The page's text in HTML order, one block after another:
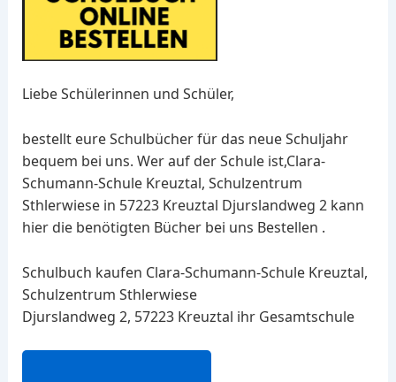
Liebe Schülerinnen und Schüler,
bestellt eure Schulbücher für das neue Schuljahr
bequem bei uns. Wer auf der Schule ist,Clara-
Schumann-Schule Kreuztal, Schulzentrum
Sthlerwiese in 57223 Kreuztal Djurslandweg 2 kann
hier die benötigten Bücher bei uns Bestellen .
Schulbuch kaufen Clara-Schumann-Schule Kreuztal,
Schulzentrum Sthlerwiese
Djurslandweg 2, 57223 Kreuztal ihr Gesamtschule